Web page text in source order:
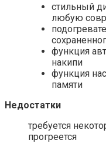
стильный
любую
функция
накипи
функция
памяти
Недостатки
требуется
прогреется